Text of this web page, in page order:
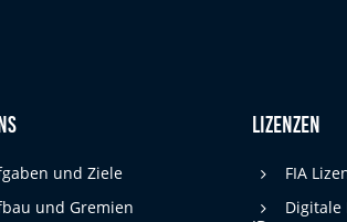
und Ziele
und Gremien
Lizenzen
FIA
Digitale
Erfolg unserer Online-Werbemaßnahmen
Werbebudgets zu gewährleisten.
90 Tage